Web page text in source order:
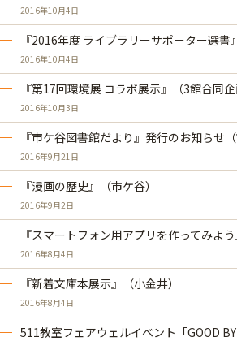
2016年10月4日
『2016年度 ライブラリーサポーター選書
2016年10月4日
『第17回環境展 コラボ展示』（3館合同企
2016年10月3日
『市ケ谷図書館だより』発行のお知らせ（
2016年9月21日
『漫画の歴史』（市ケ谷）
2016年9月2日
『スマートフォン用アプリを作ってみよう
2016年8月4日
『新着文庫本展示』（小金井）
2016年8月4日
511教室フェアウェルイベント「GOOD